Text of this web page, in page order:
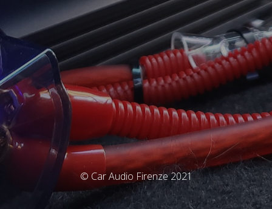
© Car Audio Firenze 2021